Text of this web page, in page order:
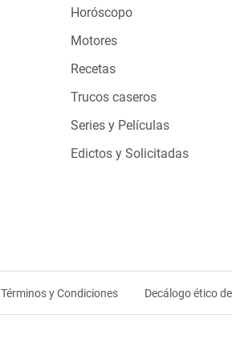
Horóscopo
Motores
Recetas
Trucos caseros
Series y Películas
Edictos y Solicitadas
Términos y Condiciones Decálogo ético